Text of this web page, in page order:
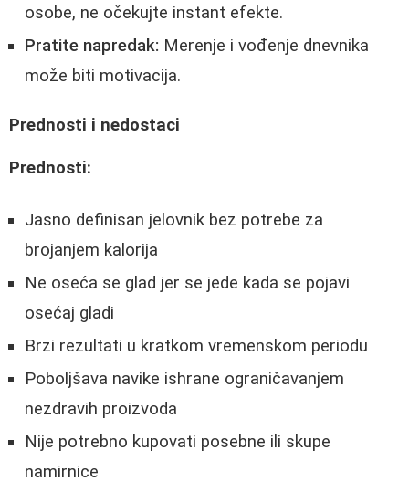
osobe, ne očekujte instant efekte.
Pratite napredak: Merenje i vođenje dnevnika
može biti motivacija.
Prednosti i nedostaci
Prednosti:
Jasno definisan jelovnik bez potrebe za
brojanjem kalorija
Ne oseća se glad jer se jede kada se pojavi
osećaj gladi
Brzi rezultati u kratkom vremenskom periodu
Poboljšava navike ishrane ograničavanjem
nezdravih proizvoda
Nije potrebno kupovati posebne ili skupe
namirnice